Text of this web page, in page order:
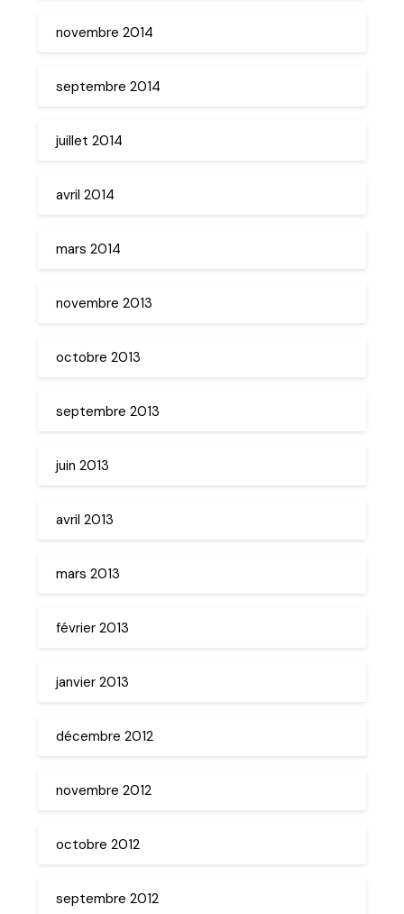
novembre 2014
septembre 2014
juillet 2014
avril 2014
mars 2014
novembre 2013
octobre 2013
septembre 2013
juin 2013
avril 2013
mars 2013
février 2013
janvier 2013
décembre 2012
novembre 2012
octobre 2012
septembre 2012